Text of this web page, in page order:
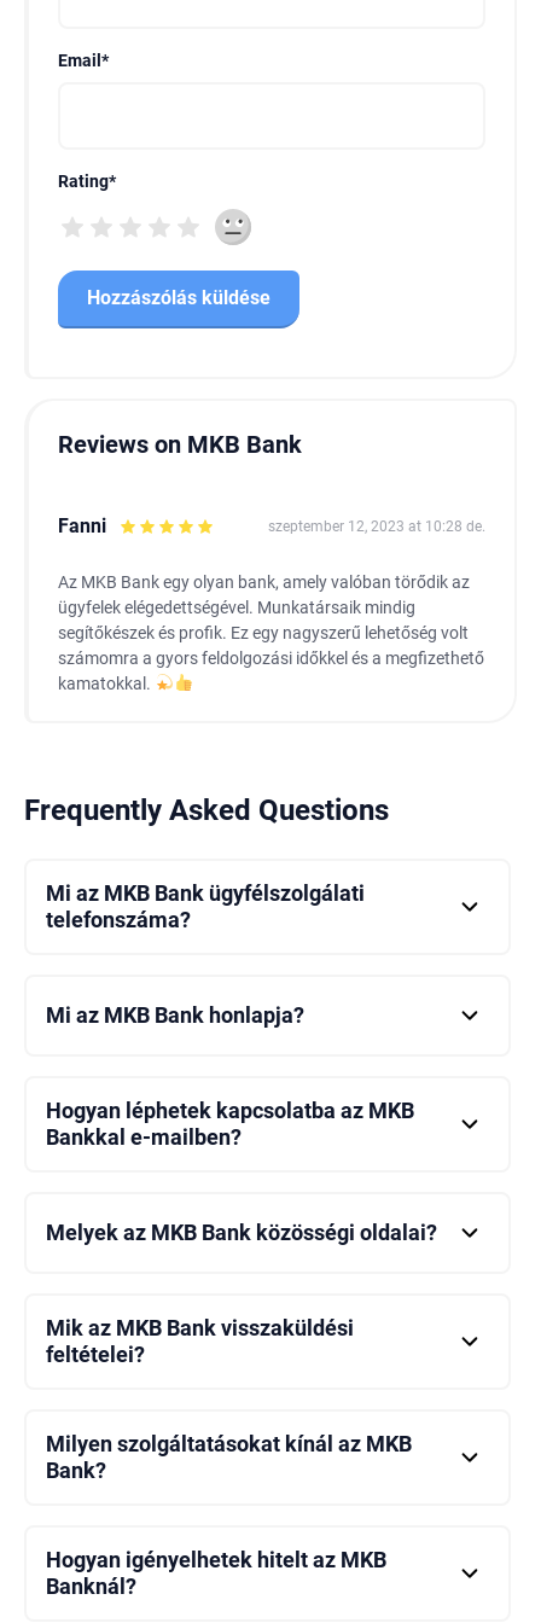
Email *
Rating*
Reviews on MKB Bank
Fanni szeptember 12, 2023 at 10:28 de.
Az MKB Bank egy olyan bank, amely valóban törődik az
ügyfelek elégedettségével. Munkatársaik mindig
segítőkészek és profik. Ez egy nagyszerű lehetőség volt
számomra a gyors feldolgozási időkkel és a megfizethető
kamatokkal.
Frequently Asked Questions
Mi az MKB Bank ügyfélszolgálati
telefonszáma?
Mi az MKB Bank honlapja?
Hogyan léphetek kapcsolatba az MKB
Bankkal e-mailben?
kitöltésével.
Melyek az MKB Bank közösségi oldalai?
érheti el.
Mik az MKB Bank visszaküldési
feltételei?
hivatalos honlapján talál.
Milyen szolgáltatásokat kínál az MKB
Bank?
biztosítási és speciális pénzügyi megoldások.
Hogyan igényelhetek hitelt az MKB
Banknál?